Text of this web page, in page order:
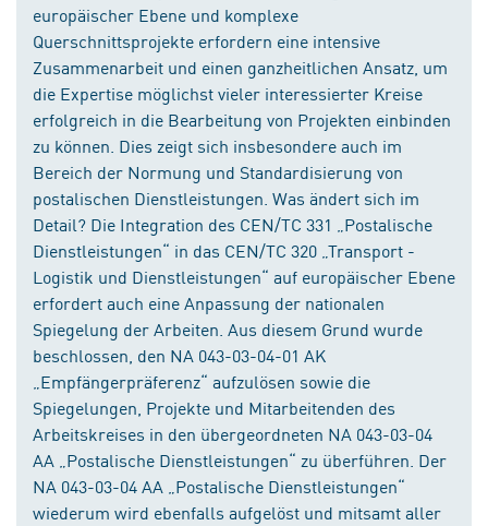
europäischer Ebene und komplexe
Querschnittsprojekte erfordern eine intensive
Zusammenarbeit und einen ganzheitlichen Ansatz, um
die Expertise möglichst vieler interessierter Kreise
erfolgreich in die Bearbeitung von Projekten einbinden
zu können. Dies zeigt sich insbesondere auch im
Bereich der Normung und Standardisierung von
postalischen Dienstleistungen. Was ändert sich im
Detail? Die Integration des CEN/TC 331 „Postalische
Dienstleistungen“ in das CEN/TC 320 „Transport -
Logistik und Dienstleistungen“ auf europäischer Ebene
erfordert auch eine Anpassung der nationalen
Spiegelung der Arbeiten. Aus diesem Grund wurde
beschlossen, den NA 043-03-04-01 AK
„Empfängerpräferenz“ aufzulösen sowie die
Spiegelungen, Projekte und Mitarbeitenden des
Arbeitskreises in den übergeordneten NA 043-03-04
AA „Postalische Dienstleistungen“ zu überführen. Der
NA 043-03-04 AA „Postalische Dienstleistungen“
wiederum wird ebenfalls aufgelöst und mitsamt aller